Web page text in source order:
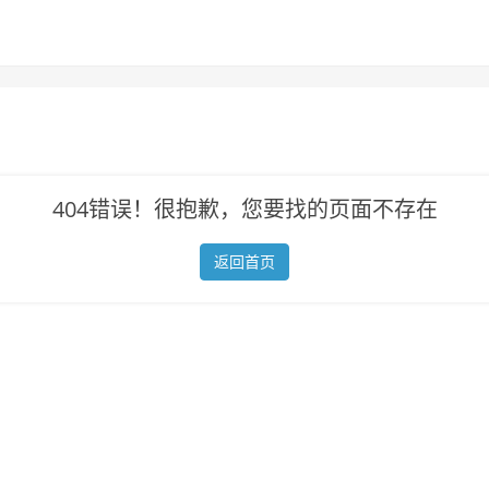
404错误！很抱歉，您要找的页面不存在
返回首页